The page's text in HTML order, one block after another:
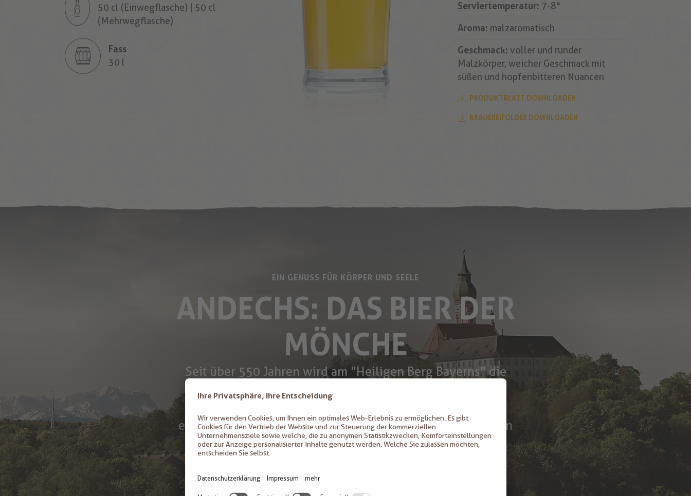
50 cl (Einwegflasche) | 50 cl
(Mehrwegflasche)
Fass
30 l
Serviertemperatur: 7-8°
Aroma: malzaromatisch
Geschmack:voller und runder
Malzkörper, weicher Geschmack mit
süßen und hopfenbitteren Nuancen
PRODUKTBLATT DOWNLOADEN
BRAUEREIFOLDER DOWNLOADEN
EIN GENUSS FÜR KÖRPER UND SEELE
ANDECHS: DAS BIER DER
MÖNCHE
Seit über 550 Jahren wird am "Heiligen Berg Bayerns" die
klösterliche Braukunst gepflegt und stets verfeinert. Die
erfolgreiche Verbindung von benediktinischer Brautradition
und raffinierter Brautechnik. Alle Andechser Biere werden